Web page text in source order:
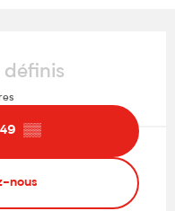
définis
▒▒
nous